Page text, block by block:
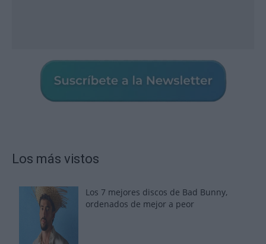
Los más vistos
Los 7 mejores discos de Bad Bunny,
ordenados de mejor a peor